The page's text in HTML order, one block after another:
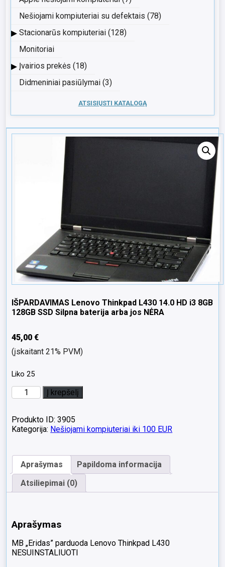
Nešiojami kompiuteriai su defektais (78)
▸ Stacionarūs kompiuteriai (128)
Monitoriai
▸ Įvairios prekės (18)
Didmeniniai pasiūlymai (3)
ATSISIŲSTI KATALOGĄ
IŠPARDAVIMAS Lenovo Thinkpad L430 14.0 HD i3 8GB
128GB SSD Silpna baterija arba jos NĖRA
45,00€
(įskaitant 21% PVM)
Liko 25
produkto
kiekis:
Lenovo
Thinkpad
HD
8GB
128GB
SSD
arba
NĖRA
Į krepšelį
Produkto ID: 3905
Kategorija: Nešiojami kompiuteriai iki 100 EUR
Aprašymas
Papildoma informacija
Atsiliepimai (0)
Aprašymas
MB „Eridas” parduoda Lenovo Thinkpad L430
NESUINSTALIUOTI